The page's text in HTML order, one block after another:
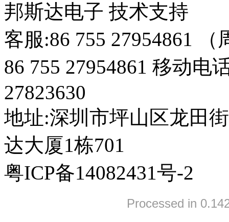
邦斯达电子 技术支持
客服:86 755 27954861
86 755 27954861 移动电
27823630
地址:深圳市坪山区龙田
达大厦1栋701
粤ICP备14082431号-2
Processed in